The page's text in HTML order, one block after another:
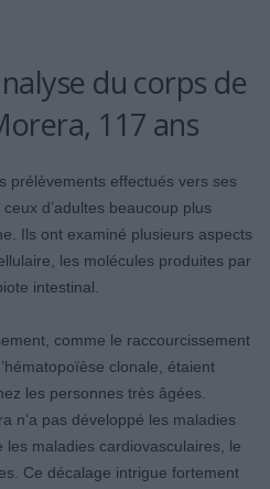
du corps de
117 ans
prélèvements effectués vers ses
d’adultes beaucoup plus
Ils ont examiné plusieurs aspects
les molécules produites par
intestinal.
comme le raccourcissement
clonale, étaient
les personnes très âgées.
n’a pas développé les maladies
maladies cardiovasculaires, le
Ce décalage intrigue fortement